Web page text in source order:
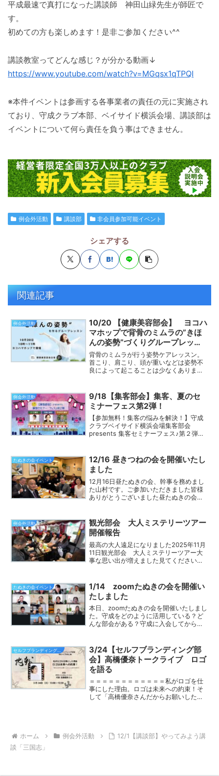
平成最速で真打になった講談師 神田山緑先生が師匠で
す。
初めての方も楽しめます！是非ご参加ください^^
講談教室ってどんな感じ？が分かる動画↓
https://www.youtube.com/watch?v=MGqsx1qTPQI
※本件イベントは参画する各事業者の責任の元に実施され
ており、守成クラブ本部、ベイサイド横浜会場、講談部は
イベントについて何ら責任を負う事はできません。
例会外活動 講談部 非会員参加可能イベント
シェアする
関連記事
例会外活動
10/20 【健康美容部会】 ヨコハ
マホップで背骨のミムラの”きほ
んの姿勢”づくりグループレッス
ン
背骨のミムラが行う姿勢ケアレッスン。
首こり、肩こり、頭が重いなどは姿勢不
良によって起こることは少なくありませ
中から体を動かし、良い姿勢で呼吸もで
きる"きほんの姿勢"づく...
例会外活動
9/18【集客部会】集客、夏のセ
ミナーフェス第2弾！
【参加無料！集客の悩みを解決！】守成
クラブベイサイド横浜会場集客部会
presents 集客セミナーフェス♪第２弾
る、リレー方式の60分オンラインセミナ
ー！第２弾もやっち...
たぬきの会イベント
12/16 昼きつねの会を開催いたし
ました
12月16日昼たぬきの会、幹事を務めまし
た山村です。ご参加いただきました皆様
ありがとうございました昼たぬきの会で
クラブというマーケットを使うために、
どのような要素が必要...
例会外活動
観光部会 大人ミステリーツアー
開催報告
最高の大人遠足になりました2025年11月
11日観光部会 大人ミステリーツアー大
事な思い出が増えました見てください！
人ミステリーツアー僕は、仲間の笑顔に
癒され、パワー...
たぬきの会イベント
1/14 zoomたぬきの会を開催い
たしました
本日、zoomたぬきの会を開催いたしまし
た。守成をどのように活用している？ど
んな部会がある？守成に入会してからの
問が沢山でした！今回は参加している世
話人、サポーターも多...
3/24【セルフブランディング部
会】高橋優奈トークライブ ロゴ
を語る
＝＝＝＝＝＝＝＝＝＝＝＝私がロゴを仕
事にした理由。ロゴは未来への約束！そ
して「高橋優奈さんだからお願いした
ホーム
例会外活動
12/1【講談部】やってみよう講
談「三国志」